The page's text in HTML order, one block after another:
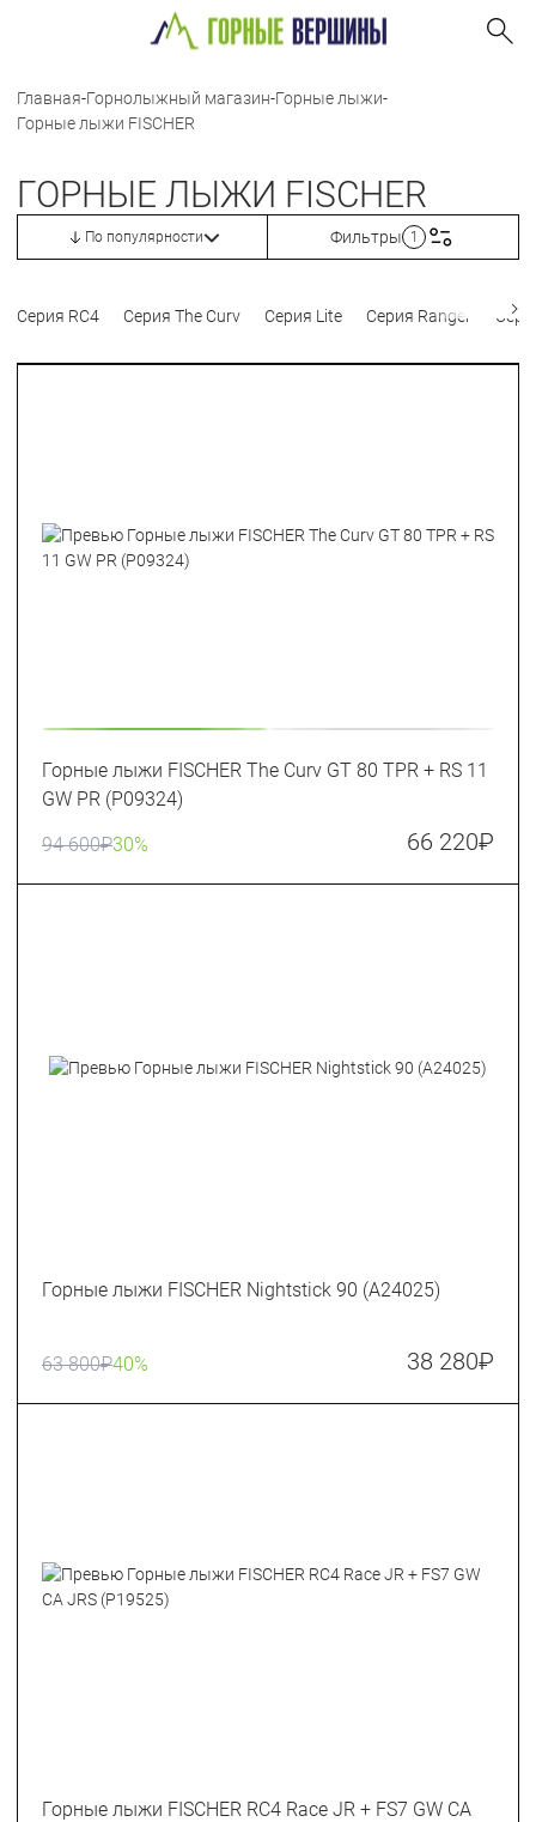
Главная-Горнолыжный магазин-Горные лыжи-
Горные лыжи FISCHER
ГОРНЫЕ ЛЫЖИ FISCHER
По популярности Фильтры 1
Серия RC4 Серия The Curv Серия Lite Серия Ranger
Горные лыжи FISCHER The Curv GT 80 TPR + RS 11
GW PR (P09324)
94 600₽30% 66 220₽
Горные лыжи FISCHER Nightstick 90 (A24025)
63 800₽40% 38 280₽
Горные лыжи FISCHER RC4 Race JR + FS7 GW CA